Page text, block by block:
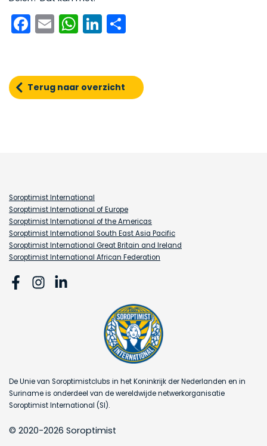
Facebook
EmailWhatsApp
LinkedIn
Terug naar overzicht
Soroptimist International
Soroptimist International of Europe
Soroptimist International of the Americas
Soroptimist International South East Asia Pacific
Soroptimist International Great Britain and Ireland
Soroptimist International African Federation
De Unie van Soroptimistclubs in het Koninkrijk der Nederlanden en in
Suriname is onderdeel van de wereldwijde netwerkorganisatie
Soroptimist International (SI).
© 2020-2026 Soroptimist